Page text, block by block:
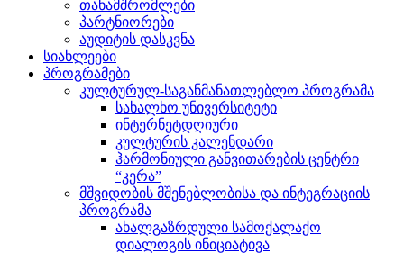
თანამშრომლები
პარტნიორები
აუდიტის დასკვნა
სიახლეები
პროგრამები
კულტურულ-საგანმანათლებლო პროგრამა
სახალხო უნივერსიტეტი
ინტერნეტდღიური
კულტურის კალენდარი
ჰარმონიული განვითარების ცენტრი
“კერა”
მშვიდობის მშენებლობისა და ინტეგრაციის
პროგრამა
ახალგაზრდული სამოქალაქო
დიალოგის ინიციატივა